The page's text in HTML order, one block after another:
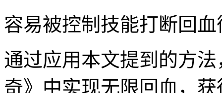
容易被控制技能打断回血
通过应用本文提到的方
奇》中实现无限回血，